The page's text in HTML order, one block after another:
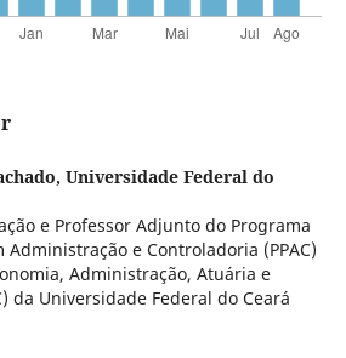
Universidade Federal do
e Professor Adjunto do Programa
Administração e Controladoria (PPAC)
Administração, Atuária e
da Universidade Federal do Ceará